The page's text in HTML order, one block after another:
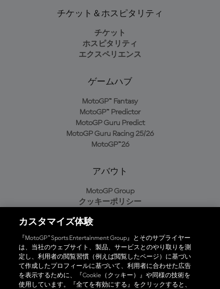
チケット＆ホスピタリティ
チケット
ホスピタリティ
エクスペリエンス
ゲームハブ
MotoGP™ Fantasy
MotoGP™ Predictor
MotoGP Guru Predict
MotoGP Guru Racing 25/26
MotoGP™26
アバウト
MotoGP Group
クッキーポリシー
プライバシーポリシー
購入ポリシー
オフィシャルアプリ
カスタマイズ体験
『MotoGP™ Sports Entertainment Group』とそのサプライヤー
は、当社のウェブサイト、製品、サービスとのやり取りを測
定し、利用者の閲覧習慣（例えば閲覧したページ）に基づい
て作成したプロフィールに基づいて、利用者に合わせた広告
を表示するために、『Cookie（クッキー）』や同様の技術を
使用しています。『全てを有効にする』をクリックすると、